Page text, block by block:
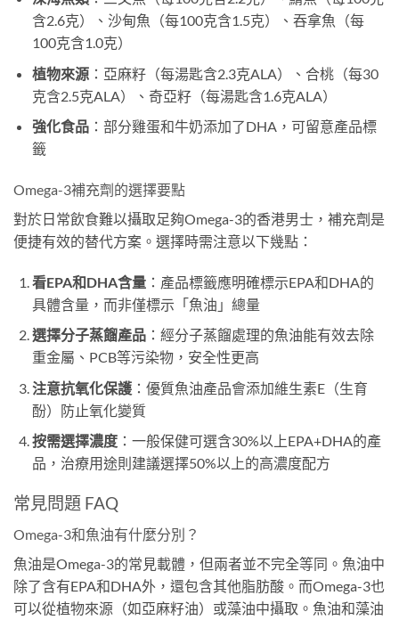
含2.6克）、沙甸魚（每100克含1.5克）、吞拿魚（每
100克含1.0克）
植物來源：亞麻籽（每湯匙含2.3克ALA）、合桃（每30
克含2.5克ALA）、奇亞籽（每湯匙含1.6克ALA）
強化食品：部分雞蛋和牛奶添加了DHA，可留意產品標
籤
Omega-3補充劑的選擇要點
對於日常飲食難以攝取足夠Omega-3的香港男士，補充劑是
便捷有效的替代方案。選擇時需注意以下幾點：
看EPA和DHA含量：產品標籤應明確標示EPA和DHA的
具體含量，而非僅標示「魚油」總量
選擇分子蒸餾產品：經分子蒸餾處理的魚油能有效去除
重金屬、PCB等污染物，安全性更高
注意抗氧化保護：優質魚油產品會添加維生素E（生育
酚）防止氧化變質
按需選擇濃度：一般保健可選含30%以上EPA+DHA的產
品，治療用途則建議選擇50%以上的高濃度配方
常見問題 FAQ
Omega-3和魚油有什麼分別？
魚油是Omega-3的常見載體，但兩者並不完全等同。魚油中
除了含有EPA和DHA外，還包含其他脂肪酸。而Omega-3也
可以從植物來源（如亞麻籽油）或藻油中攝取。魚油和藻油